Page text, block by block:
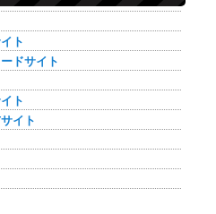
ト
ドサイト
ト
イト